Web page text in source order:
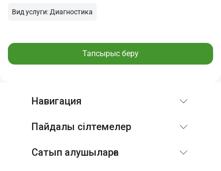
Вид услуги: Диагностика
Тапсырыс беру
Навигация
Пайдалы сілтемелер
Сатып алушыларға